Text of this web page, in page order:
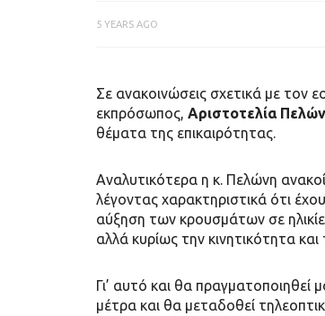
5 YEARS AGO
Σε ανακοινώσεις σχετικά με τον
εκπρόσωπος, Αριστοτελία
θέματα της επικαιρότητας.
Αναλυτικότερα η κ. Πελώνη
λέγοντας χαρακτηριστικά ότι
αύξηση των κρουσμάτων σε
αλλά κυρίως την κινητικότητα
Γι’ αυτό και θα πραγματοποιηθεί
μέτρα και θα μεταδοθεί